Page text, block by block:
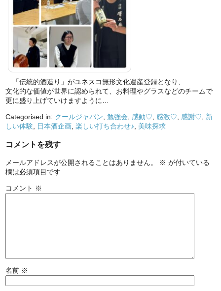
「伝統的酒造り」がユネスコ無形文化遺産登録となり、
文化的な価値が世界に認められて、お料理やグラスなどのチームで
更に盛り上げていけますように…
Categorised in: クールジャパン ,勉強会 感動♡ 感激♡ 感謝♡
新
しい体験
日本酒企画 ,楽しい打ち合わせ♪ 美味探求
コメントを残す
メールアドレスが公開されることはありません。 ※ が付いている
欄は必須項目です
コメント ※
名前 ※